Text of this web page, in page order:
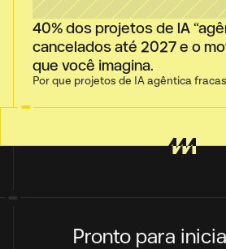
40% dos projetos de IA
cancelados até 2027 e o
que você imagina.
Por que projetos de IA agêntica
Pronto para